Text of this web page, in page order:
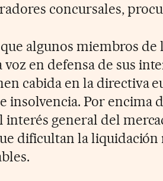
concursales,
algunos miembros de
voz en defensa de sus
cabida en la directiva
insolvencia. Por encima
interés general del
dificultan la